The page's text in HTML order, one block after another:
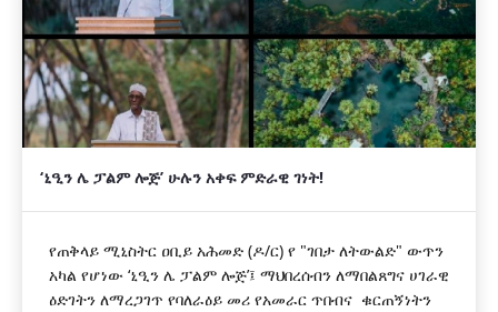
‎‘ኒዒን ሌ ፓልም ሎጅ’ ሁሉን አቀፍ ምድራዊ ገነት!
‎የጠቅላይ ሚኒስትር ዐቢይ አሕመድ (ዶ/ር) የ "ገበታ ለትውልድ" ውጥን
አካል የሆነው ‘ኒዒን ሌ ፓልም ሎጅ’፤ ማህበረሰብን ለማበልጸግና ሀገራዊ
ዕድገትን ለማረጋገጥ የባለራዕይ መሪ የአመራር ጥበብና ቁርጠኝነትን